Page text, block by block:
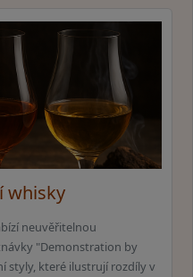
whisky
neuvěřitelnou
"Demonstration by
styly, které ilustrují rozdíly v